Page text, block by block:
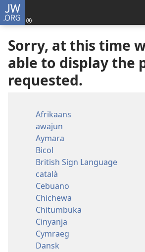
JW.ORG
Sorry, at this time
able to display the
requested.
Afrikaans
awajun
Aymara
Bicol
British Sign Language
català
Cebuano
Chichewa
Chitumbuka
Cinyanja
Cymraeg
Dansk